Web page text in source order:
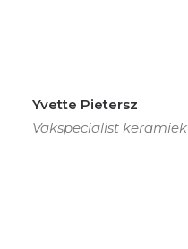
Yvette Pietersz
Vakspecialist keramiek